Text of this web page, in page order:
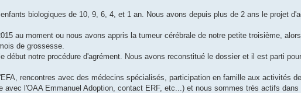
biologiques de 10, 9, 6, 4, et 1 an. Nous avons depuis plus de 2 ans le projet
au moment ou nous avons appris la tumeur cérébrale de notre petite troisième,
de grossesse.
début notre procédure d'agrément. Nous avons reconstitué le dossier et il est parti
rencontres avec des médecins spécialisés, participation en famille aux activités
l'OAA Emmanuel Adoption, contact ERF, etc...) et nous sommes très actifs dans